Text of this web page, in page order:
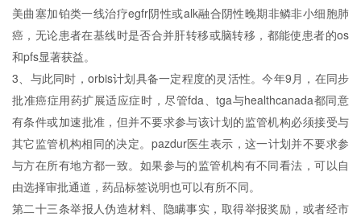
美曲塞加铂类一线治疗egfr阴性或alk融合阴性晚期非鳞非小细胞肺
癌，无论患者在基线时是否合并肝转移或脑转移，都能使患者的os
和pfs显著获益。
3、与此同时，orbis计划具备一定程度的灵活性。今年9月，在同步
批准癌症用药扩展适应症时，尽管fda、tga与healthcanada都同意
有条件或加速批准，但并不要求参与该计划的监管机构必须接受与
其它监管机构相同的决定。pazdur医生表示，这一计划并不要求参
与方在所有地方都一致。如果参与的监管机构有不同看法，可以自
由选择审批通道，药品标签说明也可以有所不同。
第二十三条举报人伪造材料、隐瞒事实，取得举报奖励，或者经市